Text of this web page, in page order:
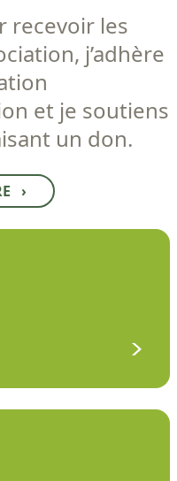
recevoir les
j’adhère
et je soutiens
un don.
›